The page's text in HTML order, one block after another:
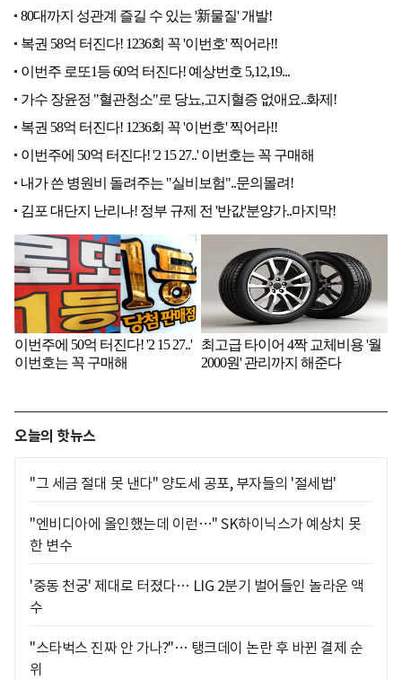
오늘의 핫뉴스
"그 세금 절대 못 낸다" 양도세 공포, 부자들의 '절세법'
"엔비디아에 올인했는데 이런…" SK하이닉스가 예상치 못
한 변수
'중동 천궁' 제대로 터졌다… LIG 2분기 벌어들인 놀라운 액
수
"스타벅스 진짜 안 가나?"… 탱크데이 논란 후 바뀐 결제 순
위